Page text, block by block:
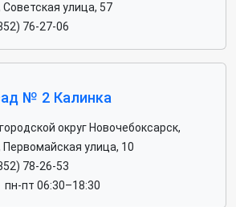
улица, 57
76-27-06
№ 2 Калинка
округ Новочебоксарск,
Первомайская улица, 10
78-26-53
пн-пт 06:30–18:30